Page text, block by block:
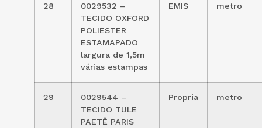
28
0029532 –
TECIDO OXFORD
POLIESTER
ESTAMAPADO
largura de 1,5m
várias estampas
EMIS metro
29
0029544 –
TECIDO TULE
PAETÊ PARIS
Propria metro